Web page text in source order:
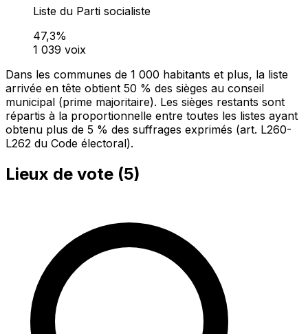
Liste du Parti socialiste
47,3%
1 039 voix
Dans les communes de 1 000 habitants et plus, la liste
arrivée en tête obtient 50 % des sièges au conseil
municipal (prime majoritaire). Les sièges restants sont
répartis à la proportionnelle entre toutes les listes ayant
obtenu plus de 5 % des suffrages exprimés (art. L260-
L262 du Code électoral).
Lieux de vote (5)